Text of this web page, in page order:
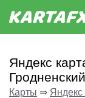
Яндекс
Карты ⇒ Яндекс